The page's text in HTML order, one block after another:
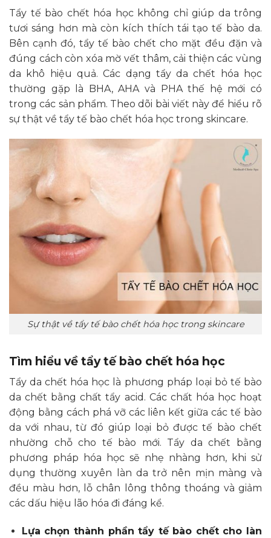
Tẩy tế bào chết hóa học không chỉ giúp da trông
tươi sáng hơn mà còn kích thích tái tạo tế bào da.
Bên cạnh đó, tẩy tế bào chết cho mặt đều đặn và
đúng cách còn xóa mờ vết thâm, cải thiện các vùng
da khô hiệu quả. Các dạng tẩy da chết hóa học
thường gặp là BHA, AHA và PHA thế hệ mới có
trong các sản phẩm. Theo dõi bài viết này để hiểu rõ
sự thật về tẩy tế bào chết hóa học trong skincare.
Sự thật về tẩy tế bào chết hóa học trong skincare
Tìm hiểu về tẩy tế bào chết hóa học
Tẩy da chết hóa học là phương pháp loại bỏ tế bào
da chết bằng chất tẩy acid. Các chất hóa học hoạt
động bằng cách phá vỡ các liên kết giữa các tế bào
da với nhau, từ đó giúp loại bỏ được tế bào chết
nhường chỗ cho tế bào mới. Tẩy da chết bằng
phương pháp hóa học sẽ nhẹ nhàng hơn, khi sử
dụng thường xuyên làn da trở nên mịn màng và
đều màu hơn, lỗ chân lông thông thoáng và giảm
các dấu hiệu lão hóa đi đáng kể.
Lựa chọn thành phần tẩy tế bào chết cho làn